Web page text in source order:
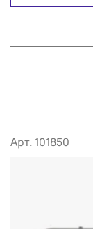
Арт. 101850